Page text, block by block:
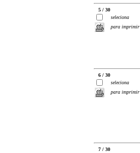
5 / 30
seleciona
para imprimir
6 / 30
seleciona
para imprimir
7 / 30